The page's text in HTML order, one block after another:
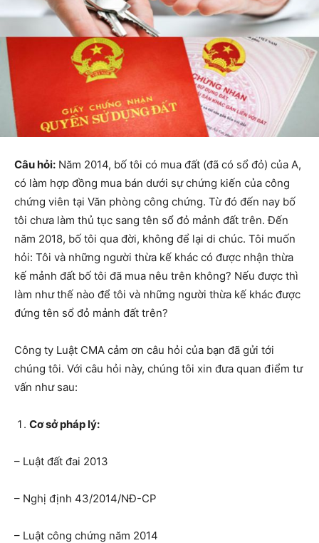
Câu hỏi: Năm 2014, bố tôi có mua đất (đã có sổ đỏ) của A,
có làm hợp đồng mua bán dưới sự chứng kiến của công
chứng viên tại Văn phòng công chứng. Từ đó đến nay bố
tôi chưa làm thủ tục sang tên sổ đỏ mảnh đất trên. Đến
năm 2018, bố tôi qua đời, không để lại di chúc. Tôi muốn
hỏi: Tôi và những người thừa kế khác có được nhận thừa
kế mảnh đất bố tôi đã mua nêu trên không? Nếu được thì
làm như thế nào để tôi và những người thừa kế khác được
đứng tên sổ đỏ mảnh đất trên?
Công ty Luật CMA cảm ơn câu hỏi của bạn đã gửi tới
chúng tôi. Với câu hỏi này, chúng tôi xin đưa quan điểm tư
vấn như sau:
Cơ sở pháp lý:
– Luật đất đai 2013
– Nghị định 43/2014/NĐ-CP
– Luật công chứng năm 2014